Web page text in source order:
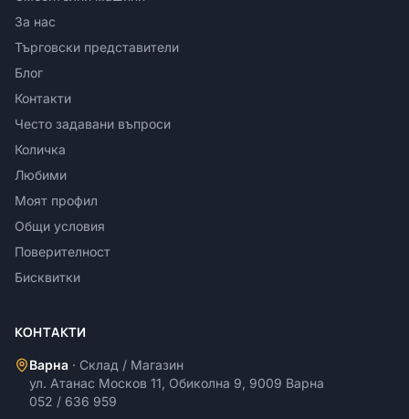
За нас
Търговски представители
Блог
Контакти
Често задавани въпроси
Количка
Любими
Моят профил
Общи условия
Поверителност
Бисквитки
КОНТАКТИ
Варна · Склад / Магазин
ул. Атанас Москов 11, Обиколна 9, 9009 Варна
052 / 636 959